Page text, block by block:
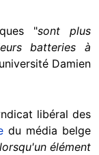
"sont plus
batteries à
Damien
libéral des
du média belge
lorsqu'un élément